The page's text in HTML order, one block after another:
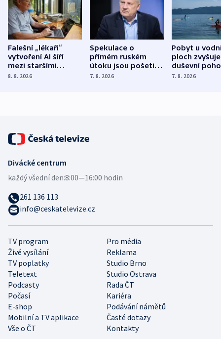
Falešní „lékaři“
vytvoření AI šíří
mezi staršími
Poláky nebezpečné
8. 8. 2026
Spekulace o
přímém ruském
útoku jsou pošetilé,
míní estonský
7. 8. 2026
Pobyt u
ploch zvyšuje
duševní
ukázala
7. 8. 2026
TV program
Pro média
Živé vysílání
Reklama
TV poplatky
Studio Brno
Teletext
Studio Ostrava
Podcasty
Rada ČT
Počasí
Kariéra
E-shop
Podávání námětů
Mobilní a TV aplikace
Časté dotazy
Vše o ČT
Kontakty
Divácké centrum
každý všední den:8:00—16:00 hodin
261 136 113
info@ceskatelevize.cz